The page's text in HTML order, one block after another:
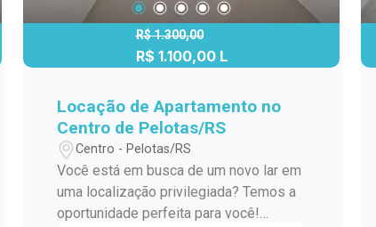
perca esta oportunidade. Entre em
contato conosco para agendar uma
visita ou obter mais informações.
no que for necessário.
R$ 1.300,00
R$ 1.100,00 L
Locação de Apartamento no
Centro de Pelotas/RS
Centro - Pelotas/RS
Você está em busca de um novo lar em
uma localização privilegiada? Temos a
oportunidade perfeita para você!